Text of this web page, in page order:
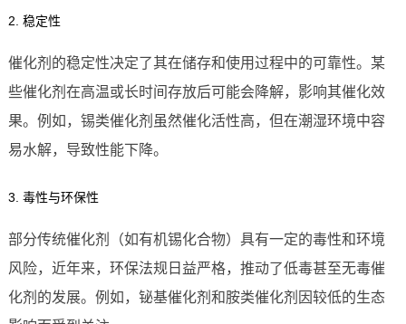
2. 稳定性
催化剂的稳定性决定了其在储存和使用过程中的可靠性。某
些催化剂在高温或长时间存放后可能会降解，影响其催化效
果。例如，锡类催化剂虽然催化活性高，但在潮湿环境中容
易水解，导致性能下降。
3. 毒性与环保性
部分传统催化剂（如有机锡化合物）具有一定的毒性和环境
风险，近年来，环保法规日益严格，推动了低毒甚至无毒催
化剂的发展。例如，铋基催化剂和胺类催化剂因较低的生态